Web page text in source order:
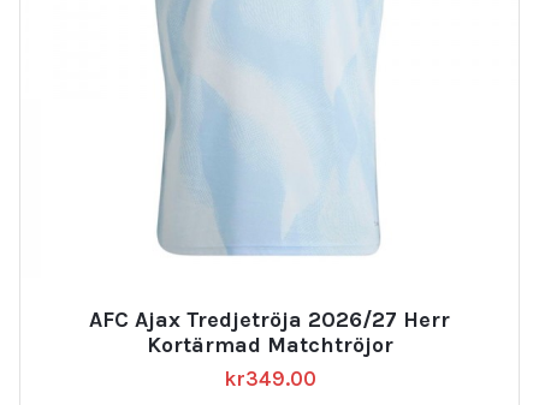
AFC Ajax Tredjetröja 2026/27 Herr
Kortärmad Matchtröjor
kr349.00